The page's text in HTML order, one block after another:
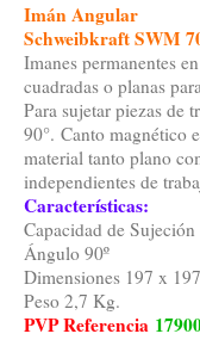
Imán Angular
Schweibkraft SWM
Imanes permanentes
cuadradas o planas
Para sujetar piezas de
90°. Canto magnético
material tanto plano
independientes de
Características:
Capacidad de
Ángulo 90º
Dimensiones 197 x
Peso 2,7 Kg.
PVP Referencia